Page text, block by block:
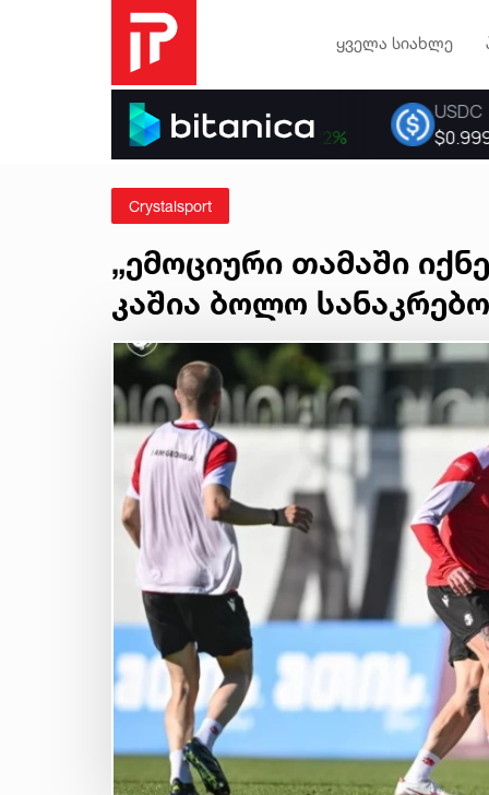
ყველა სიახლე
Crystalsport
„ემოციური თამაში
კაშია ბოლო